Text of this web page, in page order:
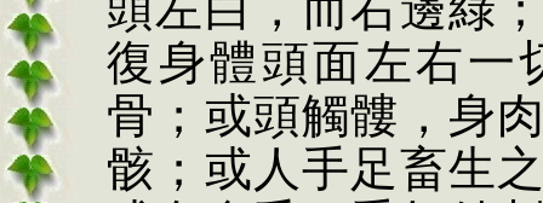
復身體頭面左右一
骨；或頭觸髏，身
骸；或人手足畜生